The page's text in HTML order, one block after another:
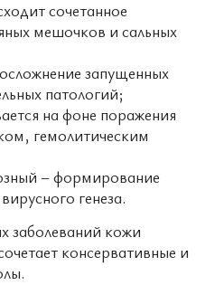
сочетанное
мешочков и сальных
запущенных
патологий;
на фоне поражения
гемолитическим
– формирование
генеза.
заболеваний кожи
консервативные и